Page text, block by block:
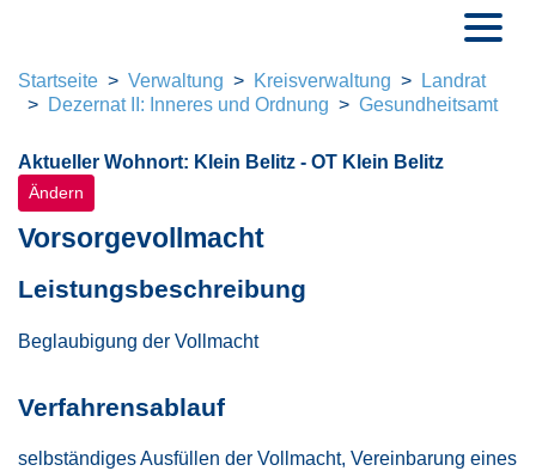
Seite vorlesen
Startseite Verwaltung Kreisverwaltung
Landrat
Dezernat II: Inneres und Ordnung
Gesundheitsamt
Aktueller Wohnort: Klein Belitz - OT Klein Belitz
Ändern
Vorsorgevollmacht
Leistungsbeschreibung
Beglaubigung der Vollmacht
Verfahrensablauf
selbständiges Ausfüllen der Vollmacht, Vereinbarung eines